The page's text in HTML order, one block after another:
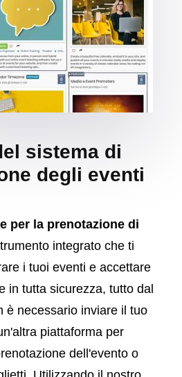
sistema di
degli eventi
per la prenotazione di
integrato che ti
i tuoi eventi e accettare
in tutta sicurezza, tutto dal
è necessario inviare il tuo
piattaforma per
dell'evento o